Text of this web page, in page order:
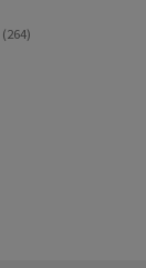
(264)